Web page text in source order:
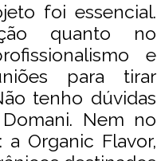
foi essencial.
quanto no
e
para tirar
tenho dúvidas
Nem no
Organic Flavor,